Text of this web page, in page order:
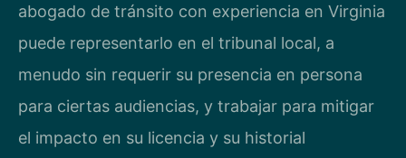
abogado de tránsito con experiencia en Virginia
puede representarlo en el tribunal local, a
menudo sin requerir su presencia en persona
para ciertas audiencias, y trabajar para mitigar
el impacto en su licencia y su historial